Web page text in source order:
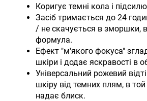
Коригує темні кола і
Засіб тримається до 24
/ не скачується в зморшки,
формула.
Ефект "м'якого фокуса"
шкіри і додає яскравості в
Універсальний рожевий
шкіру від темних плям, в
надає блиск.